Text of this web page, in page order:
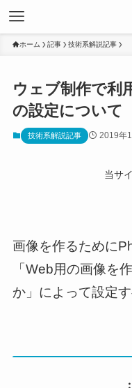
ホーム 記事 技術系解説記事
ウェブ制作で利
の設定について
技術系解説記事 2019年
当サ
画像を作るために
「Web用の画像を
か」によって設定